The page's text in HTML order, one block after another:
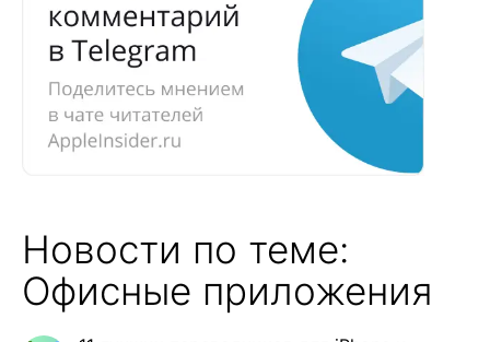
Новости по теме:
Офисные приложения